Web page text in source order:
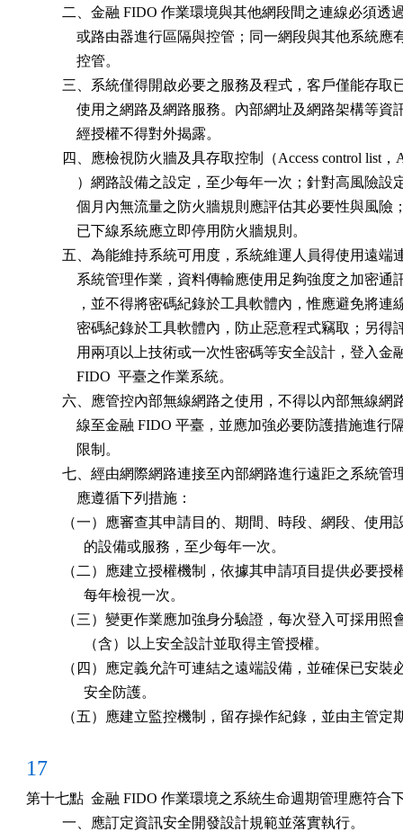
二、金融 FIDO 作業環境與其他網段間之連線必須透
或路由器進行區隔與控管；同一網段與其他系統應
              控管。
三、系統僅得開啟必要之服務及程式，客戶僅能存取
使用之網路及網路服務。內部網址及網路架構等資
              經授權不得對外揭露。
四、應檢視防火牆及具存取控制（Access control list
）網路設備之設定，至少每年一次；針對高風險設
個月內無流量之防火牆規則應評估其必要性與風險
              已下線系統應立即停用防火牆規則。
五、為能維持系統可用度，系統維運人員得使用遠端
系統管理作業，資料傳輸應使用足夠強度之加密通
，並不得將密碼紀錄於工具軟體內，惟應避免將連
密碼紀錄於工具軟體內，防止惡意程式竊取；另得
用兩項以上技術或一次性密碼等安全設計，登入金
              FIDO  平臺之作業系統。
六、應管控內部無線網路之使用，不得以內部無線網
線至金融 FIDO 平臺，並應加強必要防護措施進行
              限制。
七、經由網際網路連接至內部網路進行遠距之系統管
              應遵循下列措施：
（一）應審查其申請目的、期間、時段、網段、使用
                的設備或服務，至少每年一次。
（二）應建立授權機制，依據其申請項目提供必要授
                每年檢視一次。
（三）變更作業應加強身分驗證，每次登入可採用照
                （含）以上安全設計並取得主管授權。
（四）應定義允許可連結之遠端設備，並確保已安裝
                安全防護。
（五）應建立監控機制，留存操作紀錄，並由主管定
17
第十七點  金融 FIDO 作業環境之系統生命週期管理應符合
          一、應訂定資訊安全開發設計規範並落實執行。